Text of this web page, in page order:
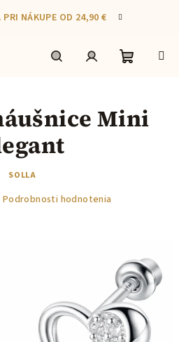
PRI NÁKUPE OD 24,90 €
košík
Mini
SOLLA
Podrobnosti hodnotenia